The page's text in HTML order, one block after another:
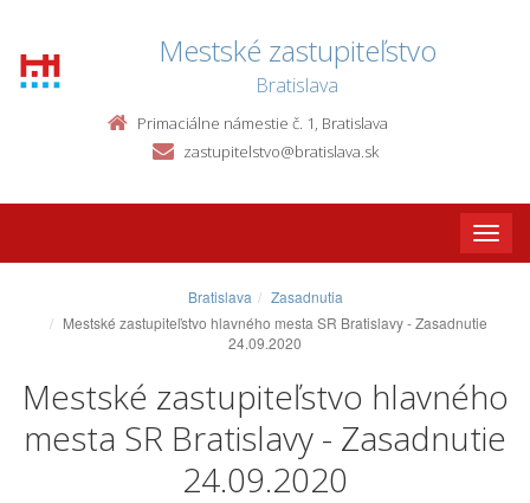
Mestské zastupiteľstvo
Bratislava
Primaciálne námestie č. 1, Bratislava
zastupitelstvo@bratislava.sk
Toggle
Bratislava
Zasadnutia
Mestské zastupiteľstvo hlavného mesta SR Bratislavy - Zasadnutie
24.09.2020
Mestské zastupiteľstvo hlavného
mesta SR Bratislavy - Zasadnutie
24.09.2020